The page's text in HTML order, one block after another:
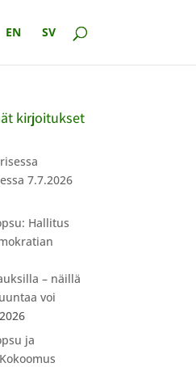
EN SV
kirjoitukset
7.7.2026
Hallitus
– näillä
voi
ja